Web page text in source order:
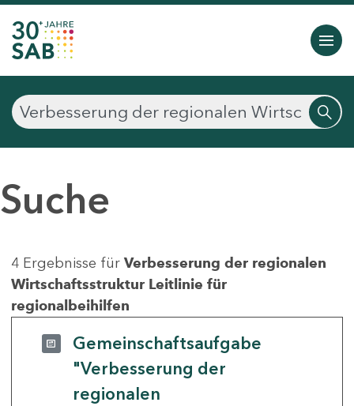
Suche
4 Ergebnisse für Verbesserung der regionalen
Wirtschaftsstruktur Leitlinie für
regionalbeihilfen
Gemeinschaftsaufgabe
"Verbesserung der
regionalen